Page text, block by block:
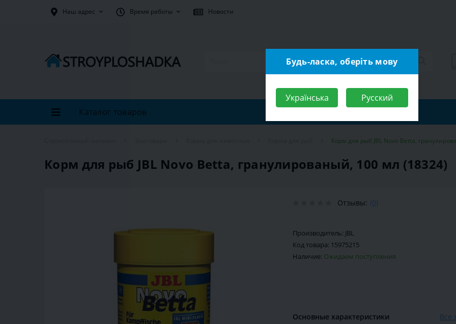
Наш адрес Время работы Новости
Каталог товаров
Корм для рыб JBL Novo Betta,
Корм для рыб JBL Novo Betta, гранулированый, 100 мл (18324)
Отзывы: (0)
Производитель: JBL
Код товара: 15975215
Наличие: Ожидаем поступления
Основные характеристики Все
Будь-ласка, оберіть мову
Українська Русский